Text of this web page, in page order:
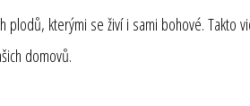
kterými se živí i sami bohové. Takto
domovů.